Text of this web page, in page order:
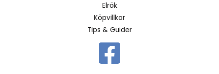
Elrök
Köpvillkor
Tips & Guider